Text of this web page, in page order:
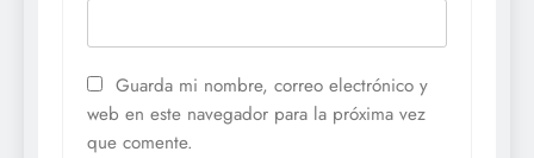
Guarda mi nombre, correo electrónico y
web en este navegador para la próxima vez
que comente.